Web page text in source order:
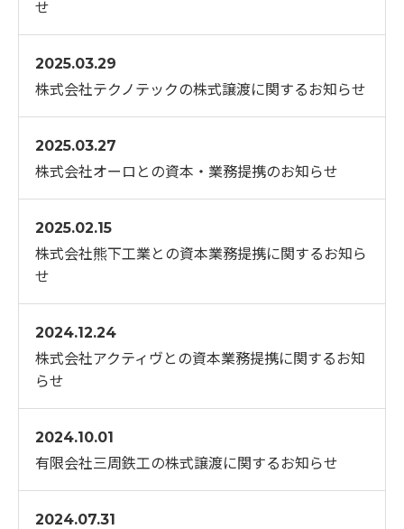
せ
2025.03.29
株式会社テクノテックの株式譲渡に関するお知らせ
2025.03.27
株式会社オーロとの資本・業務提携のお知らせ
2025.02.15
株式会社熊下工業との資本業務提携に関するお知ら
せ
2024.12.24
株式会社アクティヴとの資本業務提携に関するお知
らせ
2024.10.01
有限会社三周鉄工の株式譲渡に関するお知らせ
2024.07.31